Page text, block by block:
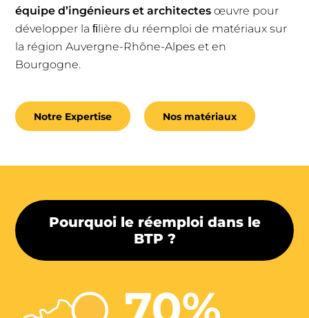
équipe d’ingénieurs et architectes œuvre pour
développer la ﬁlière du réemploi de matériaux sur
la région Auvergne-Rhône-Alpes et en
Bourgogne.
Notre Expertise Nos matériaux
Pourquoi le réemploi dans le
BTP ?